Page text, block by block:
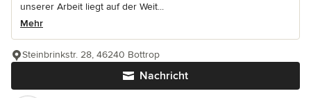
unserer Arbeit liegt auf der Weit...
Mehr
Nachricht
Steinbrinkstr. 28, 46240 Bottrop